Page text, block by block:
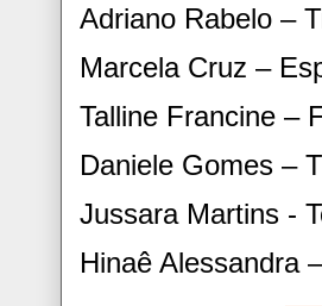
Adriano Rabelo –
Marcela Cruz –
Talline Francine –
Daniele Gomes –
Jussara Martins -
Hinaê Alessandra